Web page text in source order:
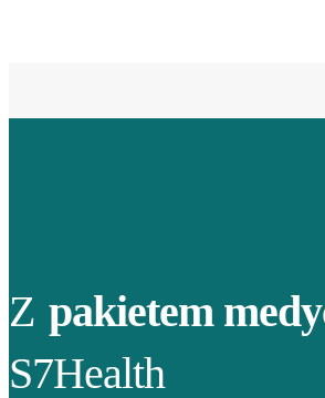
Z pakietem
S7Health